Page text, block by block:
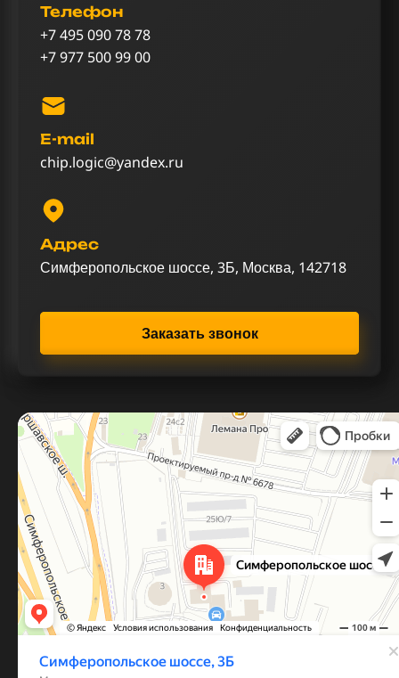
Телефон
+7 495 090 78 78
+7 977 500 99 00
E-mail
chip.logic@yandex.ru
Адрес
Симферопольское шоссе, 3Б, Москва, 142718
Заказать звонок